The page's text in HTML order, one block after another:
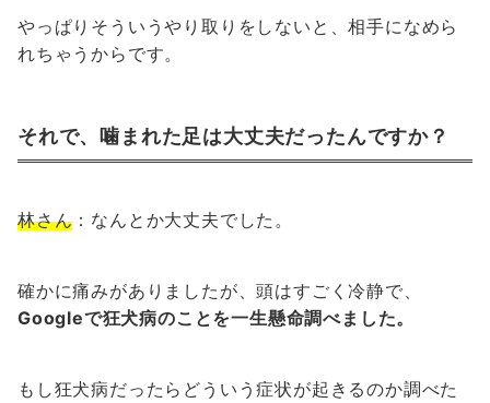
やっぱりそういうやり取りをしないと、相手になめら
れちゃうからです。
それで、噛まれた足は大丈夫だったんですか？
林さん ：なんとか大丈夫でした。
確かに痛みがありましたが、頭はすごく冷静で、
Googleで狂犬病のことを一生懸命調べました。
もし狂犬病だったらどういう症状が起きるのか調べた